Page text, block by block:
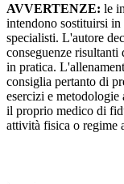
AVVERTENZE: le
intendono sostituirsi in
specialisti. L'autore
conseguenze
in pratica.
consiglia pertanto di
esercizi e
il proprio medico di
attività fisica o regime